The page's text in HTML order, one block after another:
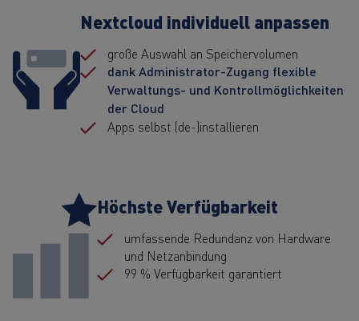
Nextcloud individuell anpassen
große Auswahl an Speichervolumen
dank Administrator-Zugang flexible
Verwaltungs- und Kontrollmöglichkeiten
der Cloud
Apps selbst (de-)installieren
Höchste Verfügbarkeit
umfassende Redundanz von Hardware
und Netzanbindung
99 % Verfügbarkeit garantiert